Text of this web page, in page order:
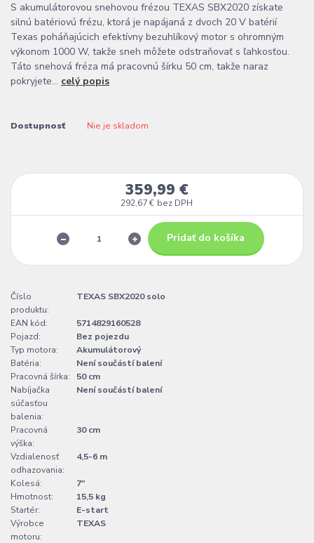
S akumulátorovou snehovou frézou TEXAS SBX2020 získate
silnú batériovú frézu, ktorá je napájaná z dvoch 20 V batérií
Texas poháňajúcich efektívny bezuhlíkový motor s ohromným
výkonom 1000 W, takže sneh môžete odstraňovať s ľahkosťou.
Táto snehová fréza má pracovnú šírku 50 cm, takže naraz
pokryjete... celý popis
Dostupnosť Nie je skladom
359,99 €
292,67 € bez DPH
Pridať do košíka
Číslo
produktu:
TEXAS SBX2020 solo
EAN kód:
5714829160528
Pojazd:
Bez pojezdu
Typ motora:
Akumulátorový
Batéria:
Není součástí balení
Pracovná šírka:
50 cm
Nabíjačka
súčasťou
balenia:
Není součástí balení
Pracovná
výška:
30 cm
Vzdialenosť
odhazovania:
4,5-6 m
Kolesá:
7"
Hmotnost:
15,5 kg
Startér:
E-start
Výrobce
motoru:
TEXAS